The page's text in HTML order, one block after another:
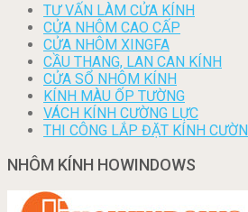
TƯ VẤN LÀM CỬA KÍNH
CỬA NHÔM CAO CẤP
CỬA NHÔM XINGFA
CẦU THANG, LAN CAN KÍNH
CỬA SỔ NHÔM KÍNH
KÍNH MÀU ỐP TƯỜNG
VÁCH KÍNH CƯỜNG LỰC
THI CÔNG LẮP ĐẶT KÍNH
NHÔM KÍNH HOWINDOWS